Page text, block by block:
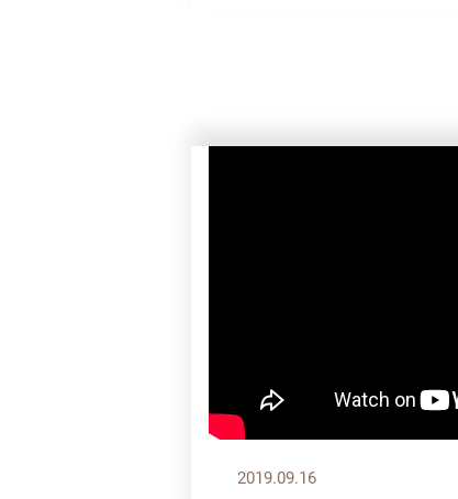
2019.09.16